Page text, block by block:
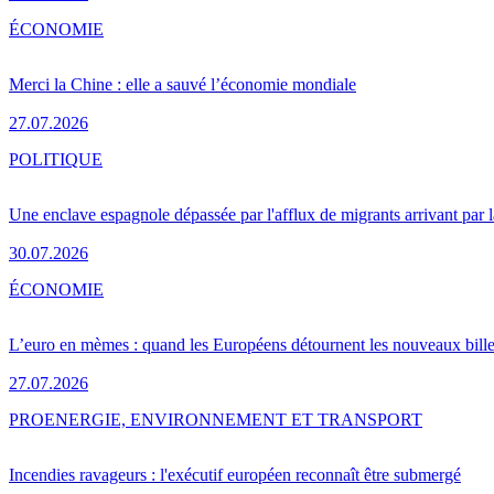
Merci la Chine : elle a sauvé l’économie mondiale
27.07.2026
ÉCONOMIE
Une enclave espagnole dépassée par l'afflux de migrants arrivant par
30.07.2026
POLITIQUE
L’euro en mèmes : quand les Européens détournent les nouveaux
27.07.2026
ÉCONOMIE
Incendies ravageurs : l'exécutif européen reconnaît être submergé
PROENERGIE, ENVIRONNEMENT ET TRANSPORT